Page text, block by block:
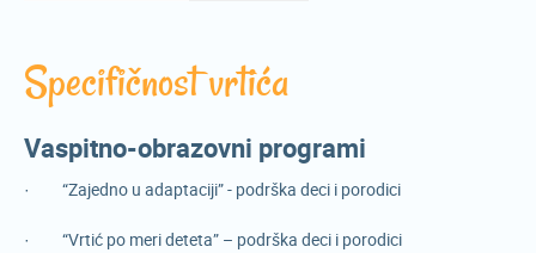
Specifičnost vrtića
Vaspitno-obrazovni programi
· “Zajedno u adaptaciji” - podrška deci i porodici
· “Vrtić po meri deteta” – podrška deci i porodici